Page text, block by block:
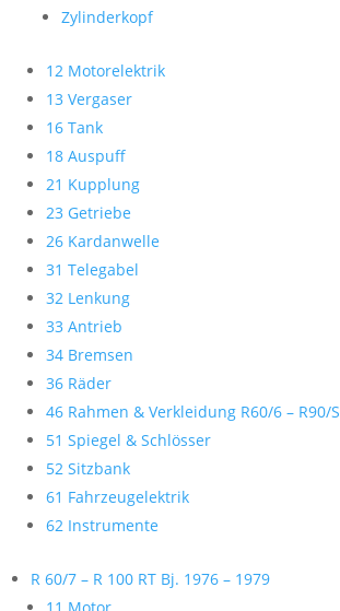
Zylinderkopf
12 Motorelektrik
13 Vergaser
16 Tank
18 Auspuff
21 Kupplung
23 Getriebe
26 Kardanwelle
31 Telegabel
32 Lenkung
33 Antrieb
34 Bremsen
36 Räder
46 Rahmen & Verkleidung R60/6 – R90/S
51 Spiegel & Schlösser
52 Sitzbank
61 Fahrzeugelektrik
62 Instrumente
R 60/7 – R 100 RT Bj. 1976 – 1979